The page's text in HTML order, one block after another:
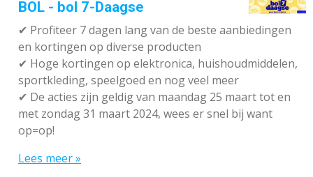
BOL - bol 7-Daagse
✔ Profiteer 7 dagen lang van de beste aanbiedingen
en kortingen op diverse producten
✔ Hoge kortingen op elektronica, huishoudmiddelen,
sportkleding, speelgoed en nog veel meer
✔ De acties zijn geldig van maandag 25 maart tot en
met zondag 31 maart 2024, wees er snel bij want
op=op!
Lees meer »